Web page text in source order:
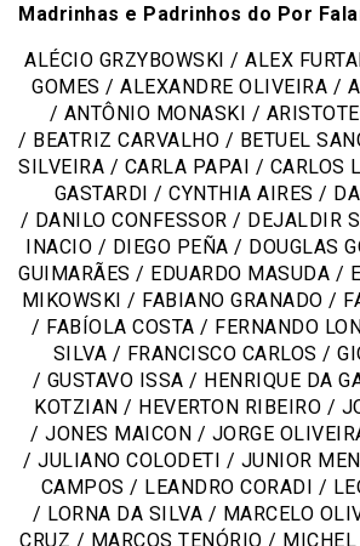
Madrinhas e Padrinhos do Por
ALÉCIO GRZYBOWSKI / ALEX
GOMES /ALEXANDRE OLIVEIRA /
/ ANTÔNIO MONASKI /
/ BEATRIZ CARVALHO / BETUEL
SILVEIRA / CARLA PAPAI / CARLOS
GASTARDI /CYNTHIA AIRES /
/ DANILO CONFESSOR / DEJALDIR
INACIO / DIEGO PEÑA / DOUGLAS
GUIMARÃES / EDUARDO MASUDA /
MIKOWSKI / FABIANO GRANADO /
/ FABÍOLA COSTA / FERNANDO
SILVA / FRANCISCO CARLOS /
/ GUSTAVO ISSA / HENRIQUE DA
KOTZIAN / HEVERTON RIBEIRO /
/ JONES MAICON / JORGE
/JULIANO COLODETI / JUNIOR
CAMPOS / LEANDRO CORADI /
/ LORNA DA SILVA / MARCELO
CRUZ / MARCOS TENÓRIO /